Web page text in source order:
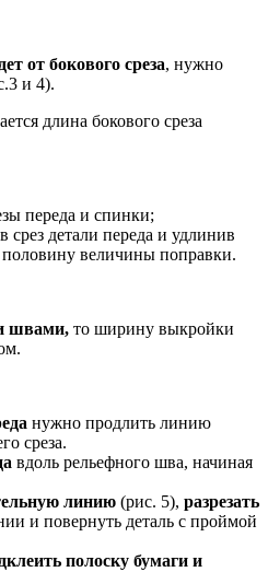
от бокового среза, нужно
и 4).
длина бокового среза
переда и спинки;
срез детали переда и удлинив
половину величины поправки.
швами, то ширину выкройки
нужно продлить линию
среза.
вдоль рельефного шва, начиная
линию (рис. 5), разрезать
и повернуть деталь с проймой
полоску бумаги и